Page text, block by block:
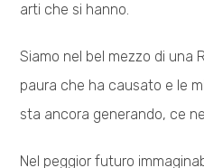
arti che si hanno.
Siamo nel bel mezzo di una
paura che ha causato e le
sta ancora generando, ce
Nel peggior futuro